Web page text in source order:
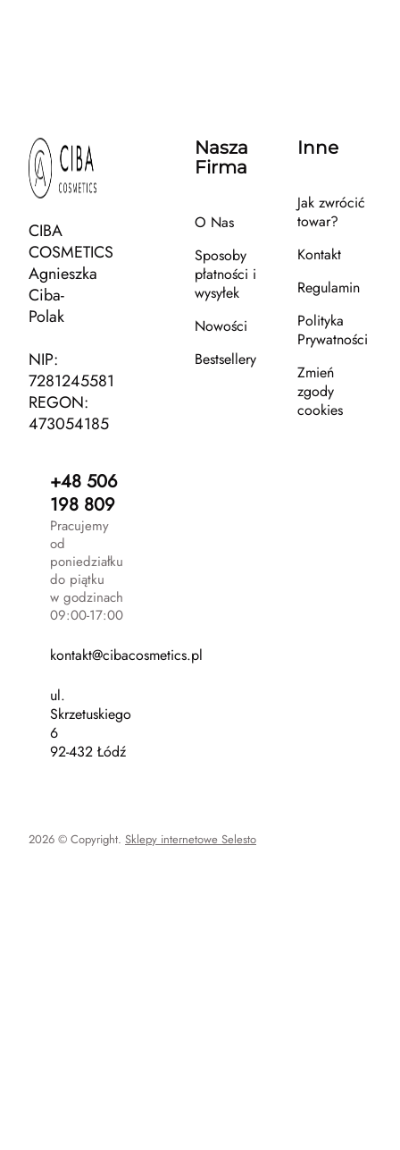
CIBA
COSMETICS
Agnieszka
Ciba-
Polak
NIP:
7281245581
REGON:
473054185
+48 506
198 809
Pracujemy
od
poniedziałku
do piątku
w godzinach
09:00-17:00
kontakt@cibacosmetics.pl
ul.
Skrzetuskiego
6
92-432 Łódź
Nasza
Firma
O Nas
Sposoby
płatności i
wysyłek
Nowości
Bestsellery
Inne
Jak zwrócić
towar?
Kontakt
Regulamin
Polityka
Prywatności
Zmień
zgody
cookies
2026 © Copyright. Sklepy internetowe Selesto